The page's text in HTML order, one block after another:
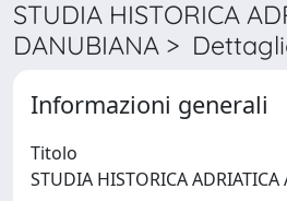
STUDIA HISTORICA
DANUBIANA >
Informazioni generali
Titolo